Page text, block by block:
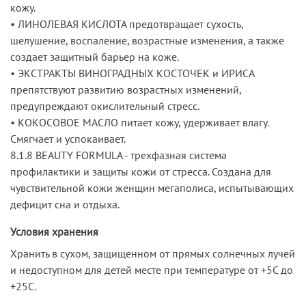
кожу.
• ЛИНОЛЕВАЯ КИСЛОТА предотвращает сухость,
шелушение, воспаление, возрастные изменения, а также
создает защитный барьер на коже.
• ЭКСТРАКТЫ ВИНОГРАДНЫХ КОСТОЧЕК и ИРИСА
препятствуют развитию возрастных изменений,
предупреждают окислительный стресс.
• КОКОСОВОЕ МАСЛО питает кожу, удерживает влагу.
Смягчает и успокаивает.
8.1.8 BEAUTY FORMULA - трехфазная система
профилактики и защиты кожи от стресса. Создана для
чувствительной кожи женщин мегаполиса, испытывающих
дефицит сна и отдыха.
Условия хранения
Хранить в сухом, защищенном от прямых солнечных лучей
и недоступном для детей месте при температуре от +5С до
+25С.